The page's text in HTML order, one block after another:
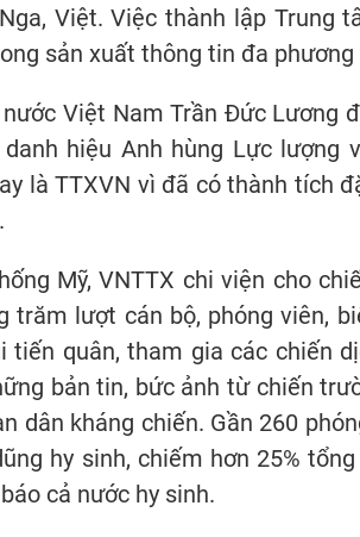
Việt. Việc thành lập Trung
sản xuất thông tin đa phương
Việt Nam Trần Đức Lương
hiệu Anh hùng Lực lượng
là TTXVN vì đã có thành tích
Mỹ, VNTTX chi viện cho
trăm lượt cán bộ, phóng viên,
quân, tham gia các chiến
bản tin, bức ảnh từ chiến
dân kháng chiến. Gần 260
hy sinh, chiếm hơn 25%
cả nước hy sinh.